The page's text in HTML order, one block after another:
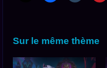
Sur le même thème